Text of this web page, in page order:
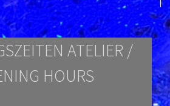
ATELIER /
HOURS